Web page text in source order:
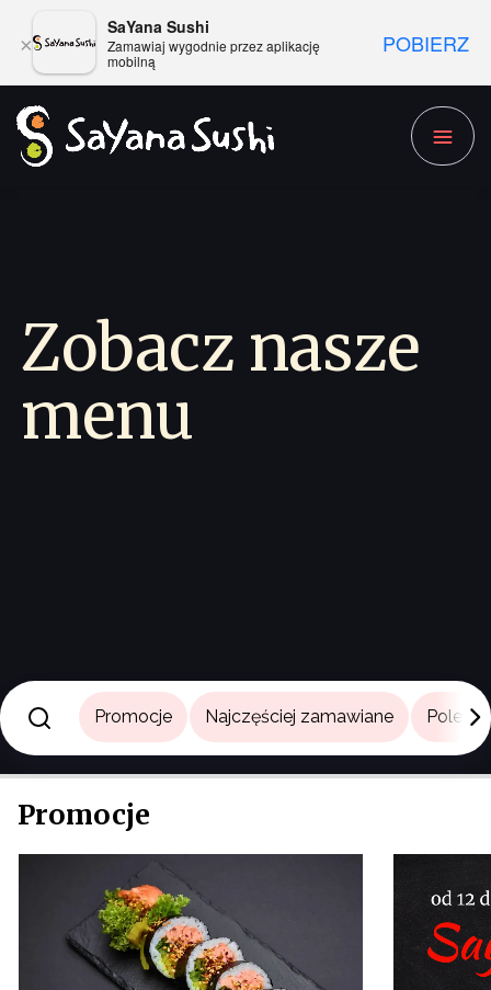
×
SaYana Sushi
Zamawiaj wygodnie przez aplikację
mobilną
POBIERZ
Zobacz nasze
menu
Promocje Najczęściej zamawiane
Promocje